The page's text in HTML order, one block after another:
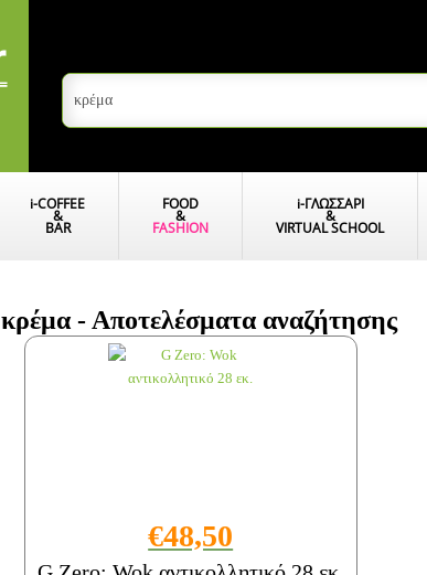
i-COFFEE
&
BAR
FOOD
&
FASHION
i-ΓΛΩΣΣΑΡΙ
&
VIRTUAL SCHOOL
κρέμα - Αποτελέσματα αναζήτησης
€48,50